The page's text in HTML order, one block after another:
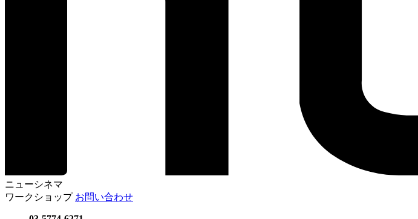
ニューシネマ
ワークショップ お問い合わせ